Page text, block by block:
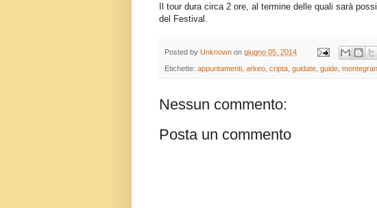
Il tour dura circa 2 ore, al termine delle quali sarà
del Festival.
Posted by Unknown on giugno 05, 2014
Etichette: appuntamenti arkeo cripta guidate guide
Nessun commento:
Posta un commento